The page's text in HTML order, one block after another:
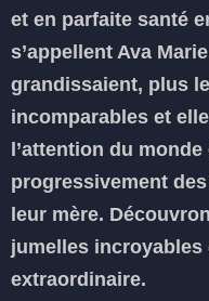
et en parfaite santé
s’appellent Ava
grandissaient, plus
incomparables et
l’attention du
progressivement
leur mère.
jumelles incroyables
extraordinaire.